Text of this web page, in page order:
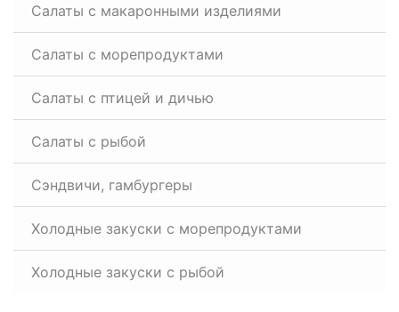
Салаты с макаронными изделиями
Салаты с морепродуктами
Салаты с птицей и дичью
Салаты с рыбой
Сэндвичи, гамбургеры
Холодные закуски с морепродуктами
Холодные закуски с рыбой